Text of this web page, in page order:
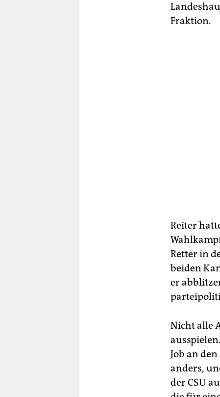
Fraktion.
Reiter
Retter in
beiden
er
Nicht alle
Job an
anders,
der CSU